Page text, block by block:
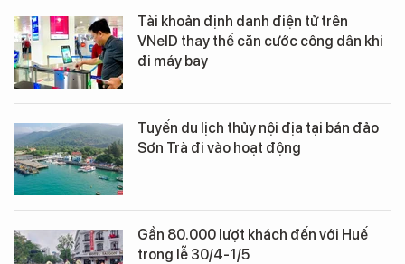
Tài khoản định danh điện tử trên
VNeID thay thế căn cước công dân khi
đi máy bay
Tuyến du lịch thủy nội địa tại bán đảo
Sơn Trà đi vào hoạt động
Gần 80.000 lượt khách đến với Huế
trong lễ 30/4-1/5